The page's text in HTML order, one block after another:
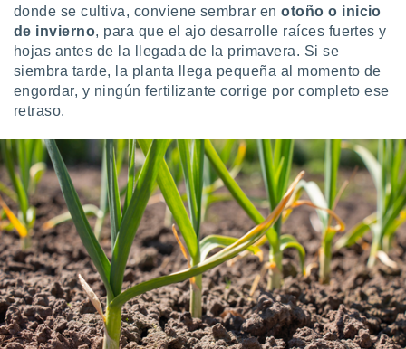
donde se cultiva, conviene sembrar enotoño o inicio
de invierno, para que el ajo desarrolle raíces fuertes y
hojas antes de la llegada de la primavera. Si se
siembra tarde, la planta llega pequeña al momento de
engordar, y ningún fertilizante corrige por completo ese
retraso.